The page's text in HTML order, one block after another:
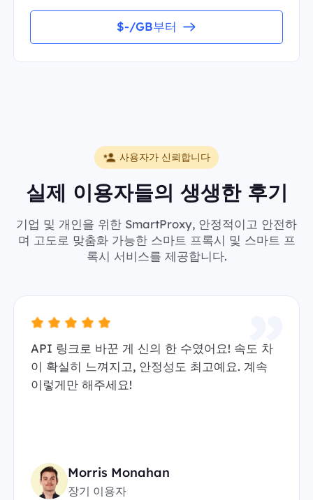
$-/GB부터
사용자가 신뢰합니다
실제 이용자들의 생생한 후기
기업 및 개인을 위한 SmartProxy, 안정적이고 안전하
며 고도로 맞춤화 가능한 스마트 프록시 및 스마트 프
록시 서비스를 제공합니다.
API 링크로 바꾼 게 신의 한 수였어요! 속도 차
이 확실히 느껴지고, 안정성도 최고예요. 계속
이렇게만 해주세요!
Morris Monahan
장기 이용자